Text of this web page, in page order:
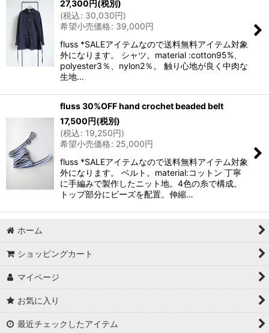
27,300円(税別)
(税込: 30,030円)
希望小売価格: 39,000円
fluss *SALEアイテムなので送料無料アイテム対象
外になります。 シャツ。material :cotton95%、
polyester3％、nylon2％。 触り心地が良く中肉な
生地…
fluss 30%OFF hand crochet beaded belt
17,500円(税別)
(税込: 19,250円)
希望小売価格: 25,000円
fluss *SALEアイテムなので送料無料アイテム対象
外になります。 ベルト。material:コットン 丁寧
に手編みで製作したニット地。4色の糸で構成。
トップ部分にビーズを配置。伸縮…
ホーム
ショッピングカート
マイページ
お気に入り
最近チェックしたアイテム